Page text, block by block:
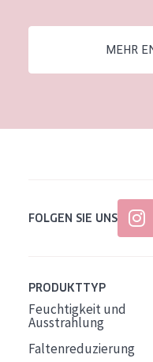
MEHR
FOLGEN SIE UNS
PRODUKTTYP
Feuchtigkeit und
Ausstrahlung
Faltenreduzierung